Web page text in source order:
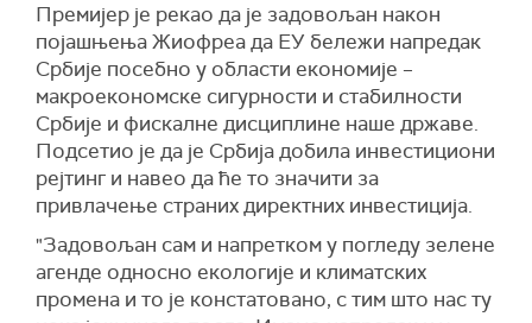
Премијер је рекао да је задовољан након
појашњења Жиофреа да ЕУ бележи напредак
Србије посебно у области економије –
макроекономске сигурности и стабилности
Србије и фискалне дисциплине наше државе.
Подсетио је да је Србија добила инвестициони
рејтинг и навео да ће то значити за
привлачење страних директних инвестиција.
"Задовољан сам и напретком у погледу зелене
агенде односно екологије и климатских
промена и то је констатовано, с тим што нас ту